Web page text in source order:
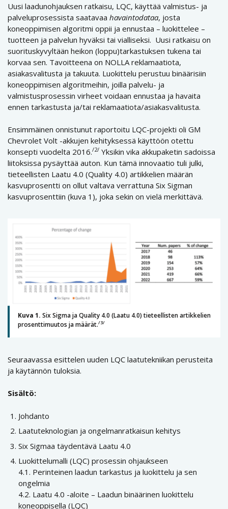
Uusi laadunohjauksen ratkaisu, LQC, käyttää valmistus- ja
palveluprosessista saatavaa havaintodataa, josta
koneoppimisen algoritmi oppii ja ennustaa – luokittelee –
tuotteen ja palvelun hyväksi tai vialliseksi. Uusi ratkaisu on
suorituskyvyltään heikon (loppu)tarkastuksen tukena tai
korvaa sen. Tavoitteena on NOLLA reklamaatiota,
asiakasvalitusta ja takuuta. Luokittelu perustuu binäärisiin
koneoppimisen algoritmeihin, joilla palvelu- ja
valmistusprosessin virheet voidaan ennustaa ja havaita
ennen tarkastusta ja/tai reklamaatiota/asiakasvalitusta.
Ensimmäinen onnistunut raportoitu LQC-projekti oli GM
Chevrolet Volt -akkujen kehityksessä käyttöön otettu
konsepti vuodelta 2016./2/ Yksikin vika akkupaketin sadoissa
liitoksissa pysäyttää auton. Kun tämä innovaatio tuli julki,
tieteellisten Laatu 4.0 (Quality 4.0) artikkelien määrän
kasvuprosentti on ollut valtava verrattuna Six Sigman
kasvuprosenttiin (kuva 1), joka sekin on vielä merkittävä.
Kuva 1. Six Sigma ja Quality 4.0 (Laatu 4.0) tieteellisten artikkelien
prosenttimuutos ja määrät./3/
Seuraavassa esittelen uuden LQC laatutekniikan perusteita
ja käytännön tuloksia.
Sisältö:
Johdanto
Laatuteknologian ja ongelmanratkaisun kehitys
Six Sigmaa täydentävä Laatu 4.0
Luokittelumalli (LQC) prosessin ohjaukseen
4.1. Perinteinen laadun tarkastus ja luokittelu ja sen
ongelmia
4.2. Laatu 4.0 -aloite – Laadun binäärinen luokittelu
koneoppisella (LQC)